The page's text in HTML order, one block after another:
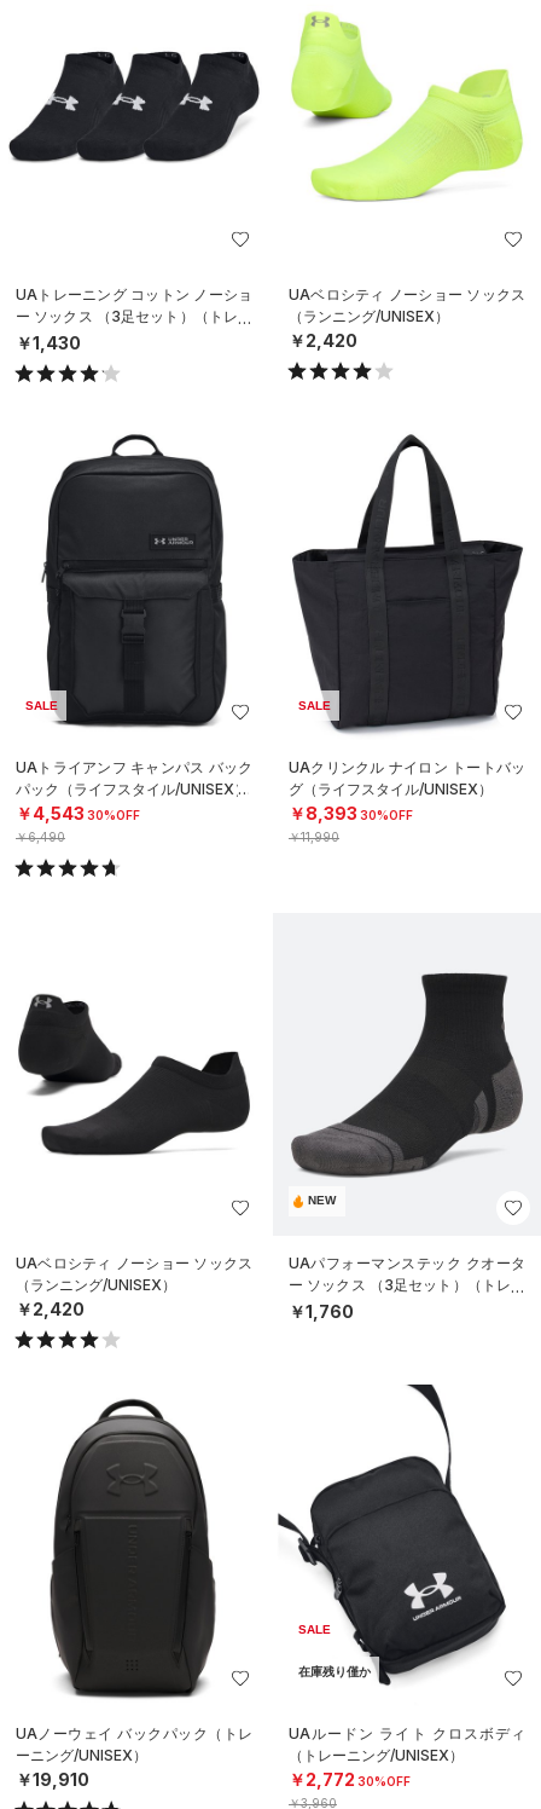
UAトレーニング コットン ノーショ
ー ソックス （3足セット）（トレー
ニング/UNISEX）
￥1,430
UAベロシティ ノーショー ソックス
（ランニング/UNISEX）
￥2,420
SALE
UAトライアンフ キャンパス バック
パック（ライフスタイル/UNISEX）
￥4,543 30%OFF
￥6,490
SALE
UAクリンクル ナイロン トートバッ
グ（ライフスタイル/UNISEX）
￥8,393 30%OFF
￥11,990
UAベロシティ ノーショー ソックス
（ランニング/UNISEX）
￥2,420
NEW
UAパフォーマンステック クオータ
ー ソックス （3足セット）（トレー
ニング/UNISEX）
￥1,760
UAノーウェイ バックパック（トレ
ーニング/UNISEX）
￥19,910
SALE
在庫残り僅か
UAルードン ライト クロスボディ
（トレーニング/UNISEX）
￥2,772 30%OFF
￥3,960